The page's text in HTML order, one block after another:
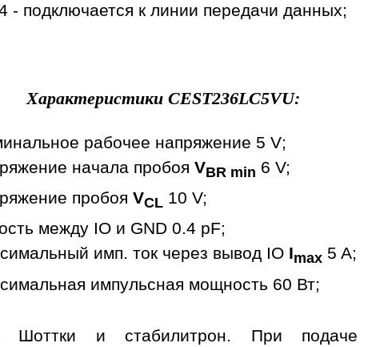
подключается к линии передачи данных;
Характеристики CEST236LC5VU:
рабочее напряжение 5 V;
начала пробоя VBR min 6 V;
пробоя VCL 10 V;
между IO и GND 0.4 pF;
имп. ток через вывод IO Imax 5 A;
импульсная мощность 60 Вт;
Шоттки и стабилитрон. При подаче